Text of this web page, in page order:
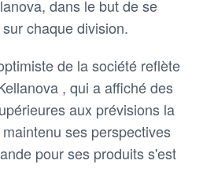
dans le but de se
chaque division.
de la société reflète
, qui a affiché des
aux prévisions la
ses perspectives
pour ses produits s'est